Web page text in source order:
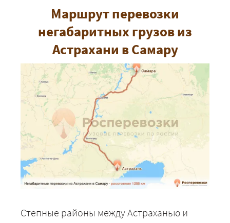
Маршрут перевозки
негабаритных грузов из
Астрахани в Самару
Степные районы между Астраханью и